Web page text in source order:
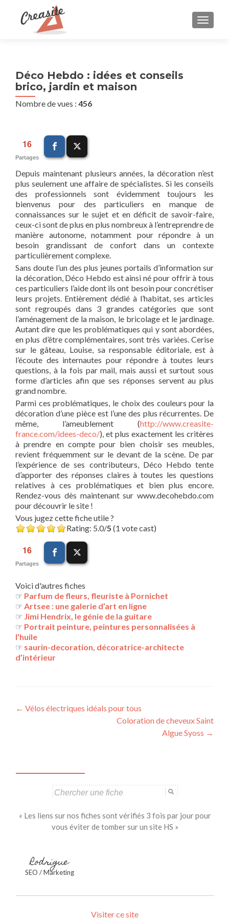
Déco Hebdo : idées et conseils
brico, jardin et maison
Nombre de vues : 456
16
Partages
Depuis maintenant plusieurs années, la décoration n’est
plus seulement une affaire de spécialistes. Si les conseils
des professionnels sont évidemment toujours les
bienvenus pour des particuliers en manque de
connaissances sur le sujet et en déficit de savoir-faire,
ceux-ci sont de plus en plus nombreux à l’entreprendre de
manière autonome, notamment pour répondre à un
besoin grandissant de confort dans un contexte
particulièrement complexe.
Sans doute l’un des plus jeunes portails d’information sur
la décoration, Déco Hebdo est ainsi né pour offrir à tous
ces particuliers l’aide dont ils ont besoin pour concrétiser
leurs projets. Entièrement dédié à l’habitat, ses articles
sont regroupés dans 3 grandes catégories que sont
l’aménagement de la maison, le bricolage et le jardinage.
Autant dire que les problématiques qui y sont abordées,
en plus d’être complémentaires, sont très variées. Cerise
sur le gâteau, Louise, sa responsable éditoriale, est à
l’écoute des internautes pour répondre à toutes leurs
questions, à la fois par mail, mais aussi et surtout sous
forme d’articles afin que ses réponses servent au plus
grand nombre.
Parmi ces problématiques, le choix des couleurs pour la
décoration d’une pièce est l’une des plus récurrentes. De
même, l’ameublement (http://www.creasite-
france.com/idees-deco/), et plus exactement les critères
à prendre en compte pour bien choisir ses meubles,
revient fréquemment sur le devant de la scène. De par
l’expérience de ses contributeurs, Déco Hebdo tente
d’apporter des réponses claires à toutes les questions
relatives à ces problématiques et bien plus encore.
Rendez-vous dès maintenant sur www.decohebdo.com
pour découvrir le site !
Vous jugez cette fiche utile ?
Rating: 5.0/5 (1 vote cast)
16
Partages
Voici d'autres fiches
☞ Parfum de fleurs, fleuriste à Pornichet
☞ Artsee : une galerie d’art en ligne
☞ Jimi Hendrix, le génie de la guitare
☞ Portrait peinture, peintures personnalisées à
l’huile
☞ saurin-decoration, décoratrice-architecte
d’intérieur
Navigation
← Vélos électriques idéals pour tous
Coloration de cheveux Saint
Algue Syoss →
« Les liens sur nos fiches sont vérifiés 3 fois par jour pour
vous éviter de tomber sur un site HS »
Rodrigue
SEO / Marketing
Visiter ce site